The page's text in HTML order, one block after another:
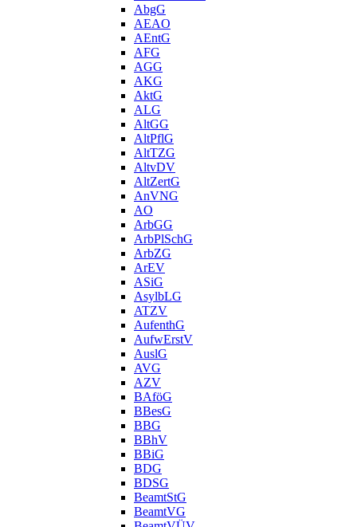
AbgG
AEAO
AEntG
AFG
AGG
AKG
AktG
ALG
AltGG
AltPflG
AltTZG
AltvDV
AltZertG
AnVNG
AO
ArbGG
ArbPlSchG
ArbZG
ArEV
ASiG
AsylbLG
ATZV
AufenthG
AufwErstV
AuslG
AVG
AZV
BAföG
BBesG
BBG
BBhV
BBiG
BDG
BDSG
BeamtStG
BeamtVG